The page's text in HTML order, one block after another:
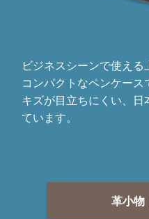
ビジネスシーンで使え
コンパクトなペンケース
キズが目立ちにくい、日
ています。
革小物